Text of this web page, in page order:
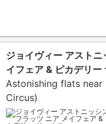
ジョイヴィー アスト
イフェア & ピカデリー
Astonishing flats
Circus)